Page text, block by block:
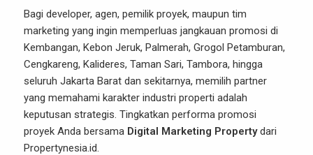
Bagi developer, agen, pemilik proyek, maupun tim
marketing yang ingin memperluas jangkauan promosi di
Kembangan, Kebon Jeruk, Palmerah, Grogol Petamburan,
Cengkareng, Kalideres, Taman Sari, Tambora, hingga
seluruh Jakarta Barat dan sekitarnya, memilih partner
yang memahami karakter industri properti adalah
keputusan strategis. Tingkatkan performa promosi
proyek Anda bersama Digital Marketing Propertydari
Propertynesia.id.